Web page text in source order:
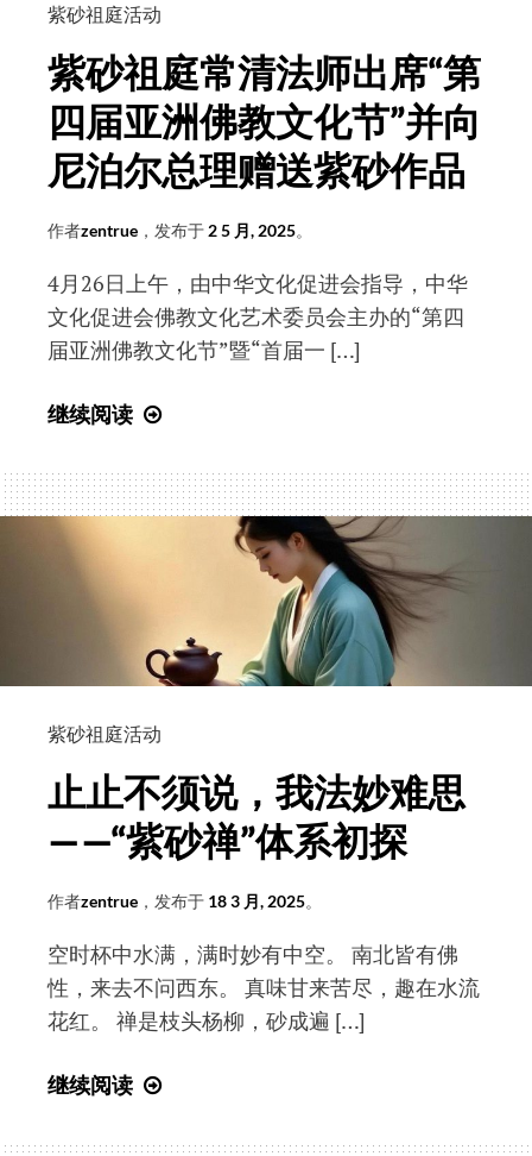
紫
砂
祖
庭
作
知
盘”
与
紫砂祖庭活动
紫砂祖庭常清法师出席“第
四届亚洲佛教文化节”并向
尼泊尔总理赠送紫砂作品
作者zentrue ，发布于 2 5 月, 2025。
4月26日上午，由中华文化促进会指导，中华
文化促进会佛教文化艺术委员会主办的“第四
届亚洲佛教文化节”暨“首届一 […]
继续阅读
祖
庭
师
出
届
亚
洲
佛
文
化
节”
紫砂祖庭活动
止止不须说，我法妙难思
——“紫砂禅”体系初探
作者zentrue ，发布于 18 3 月, 2025。
空时杯中水满，满时妙有中空。 南北皆有佛
性，来去不问西东。 真味甘来苦尽，趣在水流
花红。 禅是枝头杨柳，砂成遍 […]
继续阅读
不